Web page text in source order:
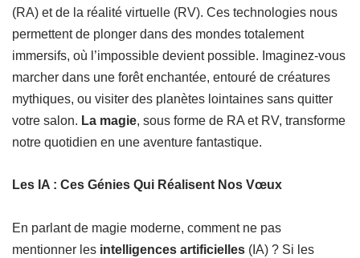
(RA) et de la réalité virtuelle (RV). Ces technologies nous
permettent de plonger dans des mondes totalement
immersifs, où l’impossible devient possible. Imaginez-vous
marcher dans une forêt enchantée, entouré de créatures
mythiques, ou visiter des planètes lointaines sans quitter
votre salon. La magie, sous forme de RA et RV, transforme
notre quotidien en une aventure fantastique.
Les IA : Ces Génies Qui Réalisent Nos Vœux
En parlant de magie moderne, comment ne pas
mentionner les intelligences artificielles (IA) ? Si les